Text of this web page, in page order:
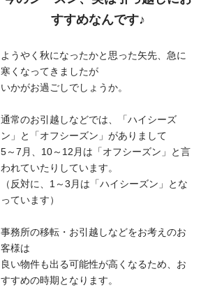
すすめなんです♪
ようやく秋になったかと思った矢先、急に
寒くなってきましたが
いかがお過ごしでしょうか。
通常のお引越しなどでは、「ハイシーズ
ン」と「オフシーズン」がありまして
5～7月、10～12月は「オフシーズン」と言
われていたりしています。
（反対に、1～3月は「ハイシーズン」とな
っています）
事務所の移転・お引越しなどをお考えのお
客様は
良い物件も出る可能性が高くなるため、お
すすめの時期となります。